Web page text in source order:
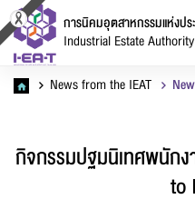
การนิคมอุตสาหกรรมแห่งป
Industrial Estate
News from the IEAT
กิจกรรมปฐมนิเทศพนัก
to